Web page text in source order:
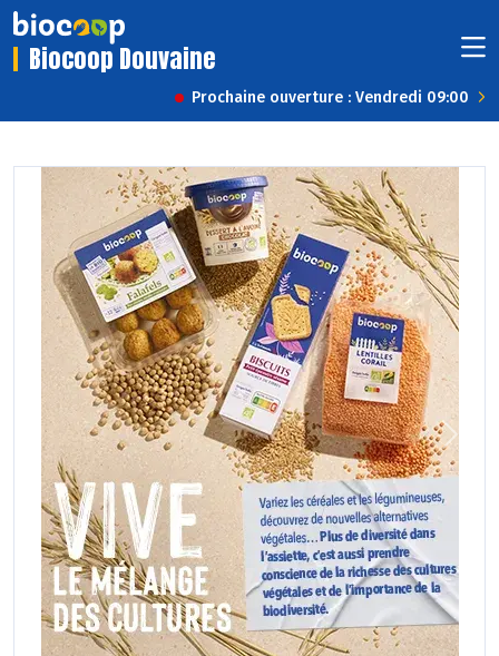
Biocoop Douvaine
Prochaine ouverture : Vendredi 09:00
Previous Next